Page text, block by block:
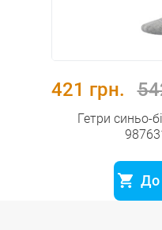
421 грн.
Гетри синьо-
До